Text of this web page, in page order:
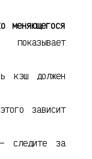
меняющегося
кэш должен
зависит
за